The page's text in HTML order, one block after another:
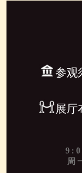
参观
展厅
周